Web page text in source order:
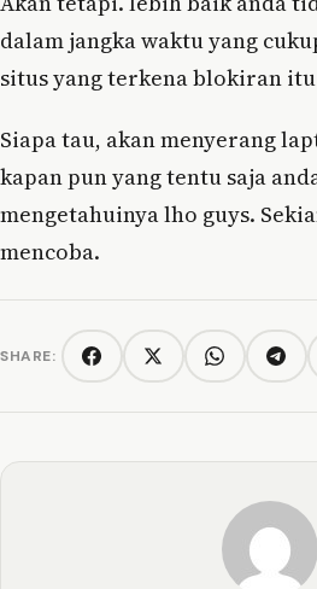
dalam jangka waktu yang
situs yang terkena blokiran
Siapa tau, akan menyerang
kapan pun yang tentu saja
mengetahuinya lho guys.
mencoba.
SHARE: FacebookTwitter/XWhatsApp